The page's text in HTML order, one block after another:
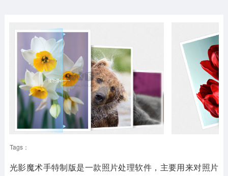
金融理财
安卓其它
Tags：
光影魔术手特制版是一款照片处理软件，主要用来对照片